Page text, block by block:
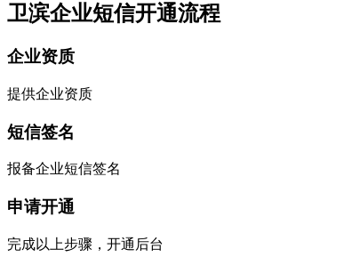
卫滨企业短信开通流程
企业资质
提供企业资质
短信签名
报备企业短信签名
申请开通
完成以上步骤，开通后台